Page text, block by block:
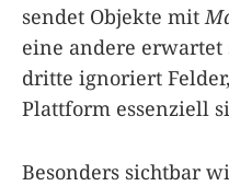
sendet Objekte mit
eine andere erwartet
dritte ignoriert
Plattform essenziell
Besonders sichtbar